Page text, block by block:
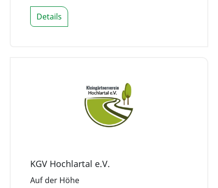
Details
KGV Hochlartal e.V.
Auf der Höhe